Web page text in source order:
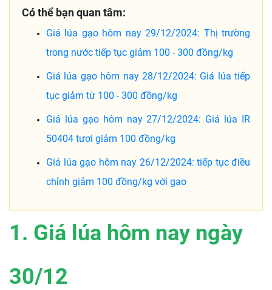
Có thể bạn quan tâm:
Giá lúa gạo hôm nay 29/12/2024: Thị trường
trong nước tiếp tục giảm 100 - 300 đồng/kg
Giá lúa gạo hôm nay 28/12/2024: Giá lúa tiếp
tục giảm từ 100 - 300 đồng/kg
Giá lúa gạo hôm nay 27/12/2024: Giá lúa IR
50404 tươi giảm 100 đồng/kg
Giá lúa gạo hôm nay 26/12/2024: tiếp tục điều
chỉnh giảm 100 đồng/kg với gạo
1. Giá lúa hôm nay ngày
30/12